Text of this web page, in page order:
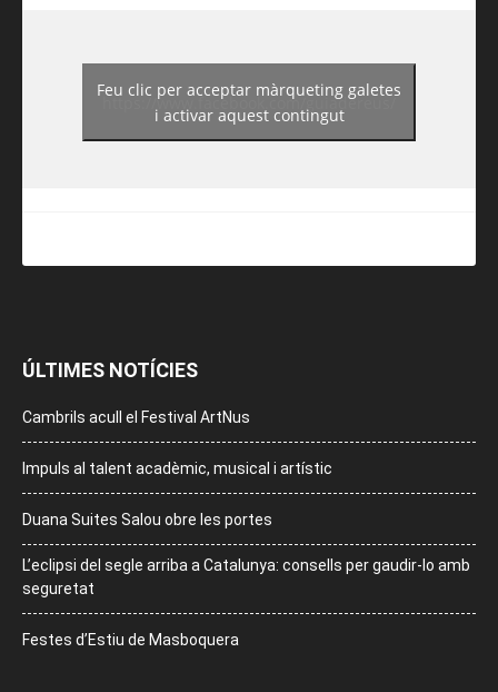
https://www.facebook.com/guiadereus/
Feu clic per acceptar màrqueting galetes
i activar aquest contingut
ÚLTIMES NOTÍCIES
Cambrils acull el Festival ArtNus
Impuls al talent acadèmic, musical i artístic
Duana Suites Salou obre les portes
L’eclipsi del segle arriba a Catalunya: consells per gaudir-lo amb
seguretat
Festes d’Estiu de Masboquera